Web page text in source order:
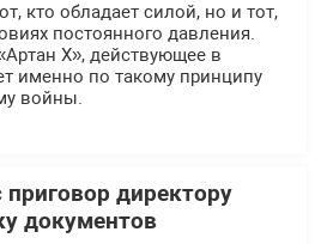
кто обладает силой, но и тот,
постоянного давления.
Х», действующее в
именно по такому принципу
войны.
директору
документов